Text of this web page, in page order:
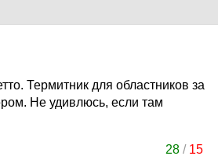
Термитник для областников за
Не удивлюсь, если там
28/ 15